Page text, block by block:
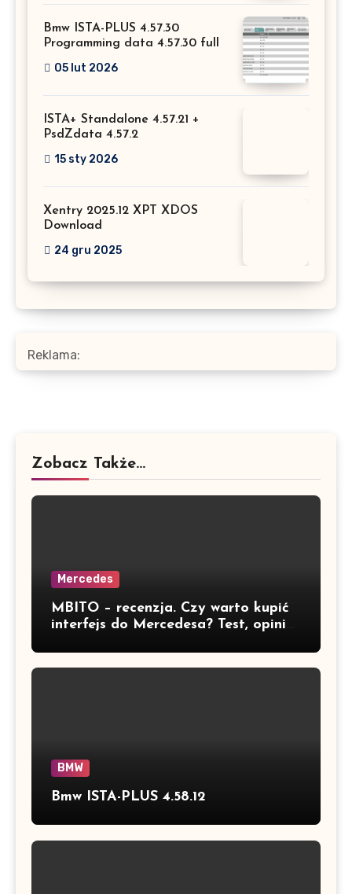
Bmw ISTA-PLUS 4.57.30
Programming data 4.57.30 full
05 lut 2026
ISTA+ Standalone 4.57.21 +
PsdZdata 4.57.2
15 sty 2026
Xentry 2025.12 XPT XDOS
Download
24 gru 2025
Reklama:
Zobacz Także...
Mercedes
MBITO – recenzja. Czy warto kupić
interfejs do Mercedesa? Test, opinia
BMW
Bmw ISTA-PLUS 4.58.12